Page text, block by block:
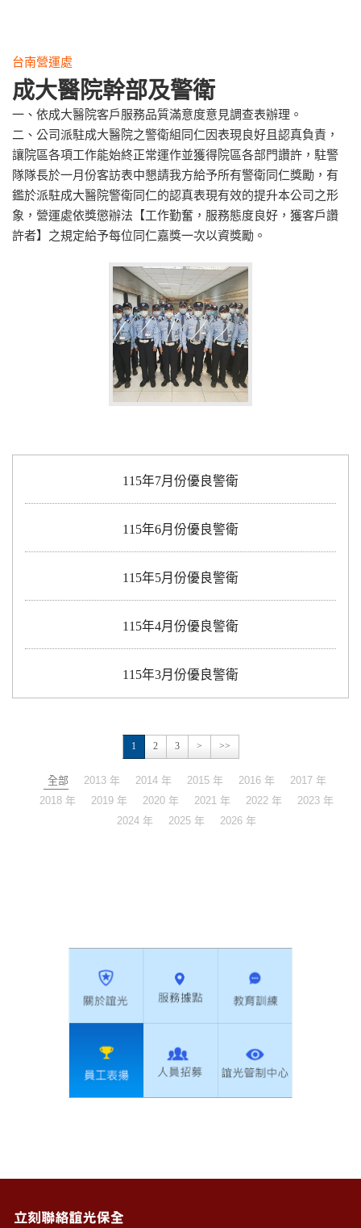
115年7月份優良警衛
115年6月份優良警衛
115年5月份優良警衛
115年4月份優良警衛
115年3月份優良警衛
1 2 3 > >>
全部 2013 年 2014 年 2015 年 2016 年
2017 年
2018 年
2019 年 2020 年 2021 年 2022 年
2023 年
2024 年
2025 年 2026 年
台南營運處
成大醫院幹部及警衛
一、依成大醫院客戶服務品質滿意度意見調查表辦理。
二、公司派駐成大醫院之警衛組同仁因表現良好且認真負責，
讓院區各項工作能始終正常運作並獲得院區各部門讚許，駐警
隊隊長於一月份客訪表中懇請我方給予所有警衛同仁獎勵，有
鑑於派駐成大醫院警衛同仁的認真表現有效的提升本公司之形
象，營運處依獎懲辦法【工作勤奮，服務態度良好，獲客戶讚
許者】之規定給予每位同仁嘉獎一次以資獎勵。